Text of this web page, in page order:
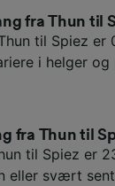
fra Thun til
til Spiez er
i helger
fra Thun til
til Spiez er
eller svært